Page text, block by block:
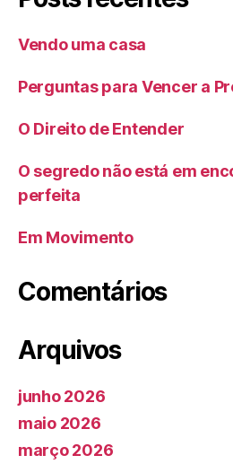
Vendo uma casa
Perguntas para Vencer a
O Direito de Entender
O segredo não está em
perfeita
Em Movimento
Comentários
Arquivos
junho 2026
maio 2026
março 2026